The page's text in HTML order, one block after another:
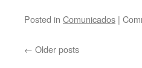
Posted in Comunicados |
← Older posts